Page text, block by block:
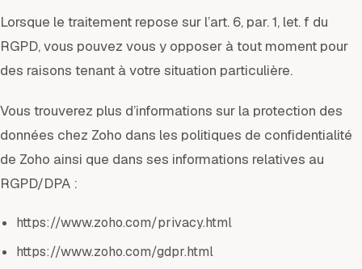
Lorsque le traitement repose sur l’art. 6, par. 1, let. f du
RGPD, vous pouvez vous y opposer à tout moment pour
des raisons tenant à votre situation particulière.
Vous trouverez plus d’informations sur la protection des
données chez Zoho dans les politiques de confidentialité
de Zoho ainsi que dans ses informations relatives au
RGPD/DPA :
https://www.zoho.com/privacy.html
https://www.zoho.com/gdpr.html